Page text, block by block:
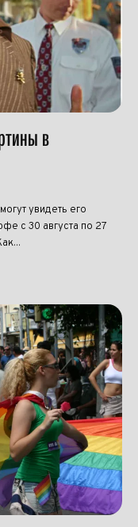
в
увидеть его
с 30 августа по 27